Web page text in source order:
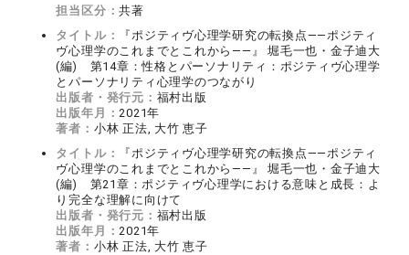
担当区分：共著
タイトル：
『ポジティヴ心理学研究の転換点――ポジティ
ヴ心理学のこれまでとこれから――』 堀毛一也・金子迪大
(編) 第14章：性格とパーソナリティ：ポジティヴ心理学
とパーソナリティ心理学のつながり
出版者・発行元： 福村出版
出版年月：2021年
著者： 小林 正法, 大竹 恵子
タイトル：
『ポジティヴ心理学研究の転換点――ポジティ
ヴ心理学のこれまでとこれから――』 堀毛一也・金子迪大
(編) 第21章：ポジティヴ心理学における意味と成長：よ
り完全な理解に向けて
出版者・発行元： 福村出版
出版年月：2021年
著者： 小林 正法, 大竹 恵子